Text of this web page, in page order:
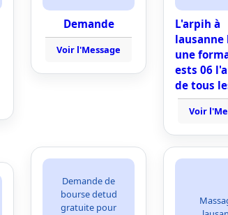
Demande
Voir l'Message
L'arpih à
lausanne
une
ests 06
de tous
Voir
Demande de
bourse detud
gratuite pour